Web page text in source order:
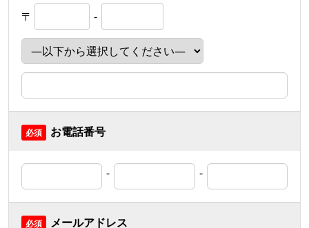
〒 -
お電話番号
- -
メールアドレス